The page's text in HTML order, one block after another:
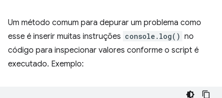
Um método comum para depurar um problema como
esse é inserir muitas instruções console.log() no
código para inspecionar valores conforme o script é
executado. Exemplo: